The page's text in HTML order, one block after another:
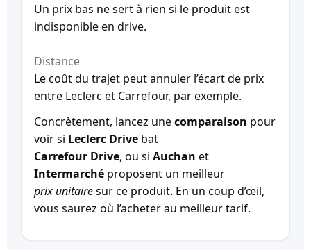
Un prix bas ne sert à rien si le produit est
indisponible en drive.
Distance
Le coût du trajet peut annuler l’écart de prix
entre Leclerc et Carrefour, par exemple.
Concrètement, lancez unecomparaison pour
voir si Leclerc Drive bat
Carrefour Drive, ou si Auchan et
Intermarché proposent un meilleur
prix unitairesur ce produit. En un coup d’œil,
vous saurez où l’acheter au meilleur tarif.